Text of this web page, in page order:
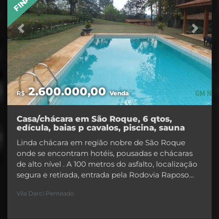
Previous Next
Casa/chácara em São Roque, 6 qtos,
edícula, baias p cavalos, piscina, sauna
Linda chácara em região nobre de São Roque
onde se encontram hotéis, pousadas e chácaras
de alto nível . A 100 metros do asfalto, localização
segura e retirada, entrada pela Rodovia Raposo
cidade. Totalmente ajardinada, árvores antigas,
R$2.600.000,00Venda
Vila Darci Penteado